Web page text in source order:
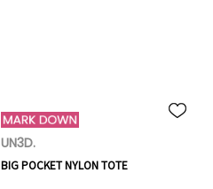
UN3D.
BIG POCKET NYLON TOTE